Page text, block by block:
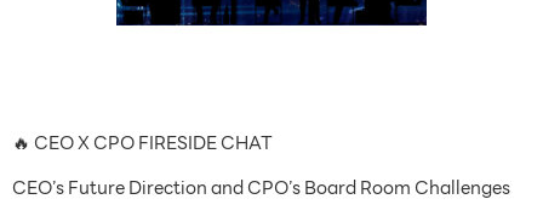
🔥 CEO X CPO FIRESIDE CHAT
CEO’s Future Direction and CPO’s Board Room Challenges